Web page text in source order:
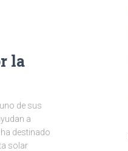
la
de sus
a
destinado
solar